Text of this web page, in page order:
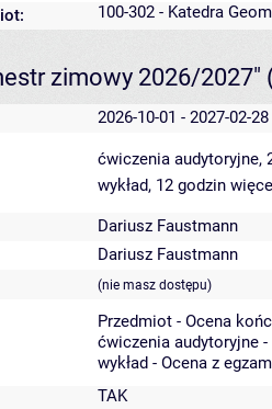
100-302 - Katedra
zimowy 2026/2027"
2026-10-01 - 2027-02-28
ćwiczenia audytoryjne,
wykład, 12 godzin
Dariusz Faustmann
Dariusz Faustmann
(nie masz dostępu)
Przedmiot - Ocena
ćwiczenia audytoryjne
wykład - Ocena z
TAK